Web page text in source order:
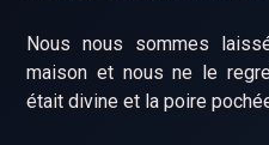
Nous nous sommes
maison et nous ne le
était divine et la poire